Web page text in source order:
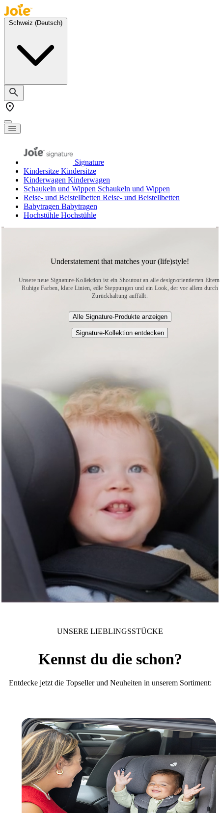
Skip to Content
Toggle Nav
Schweiz (Deutsch)
Signature
Kindersitze Kindersitze
Kinderwagen Kinderwagen
Schaukeln und Wippen Schaukeln und Wippen
Reise- und Beistellbetten Reise- und Beistellbetten
Babytragen Babytragen
Hochstühle Hochstühle
Understatement that matches your (life)style!
Unsere neue Signature-Kollektion ist ein Shoutout an alle designorientierten
Ruhige Farben, klare Linien, edle Steppungen und ein Look, der vor allem durch
Zurückhaltung auffällt.
Alle Signature-Produkte anzeigen
Signature-Kollektion entdecken
UNSERE LIEBLINGSSTÜCKE
Kennst du die schon?
Entdecke jetzt die Topseller und Neuheiten in unserem Sortiment: